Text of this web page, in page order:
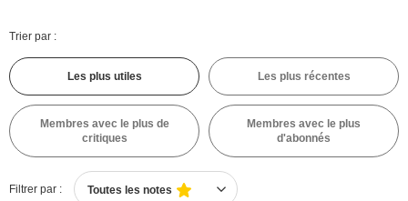
Trier par :
Les plus utiles Les plus récentes
Membres avec le plus de
critiques
Membres avec le plus
d'abonnés
Filtrer par : Toutes les notes